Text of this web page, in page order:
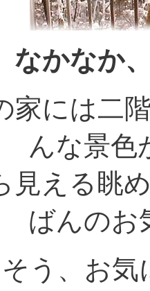
なかなか
家には二
んな景色
見える眺
ばんのお
う、お気